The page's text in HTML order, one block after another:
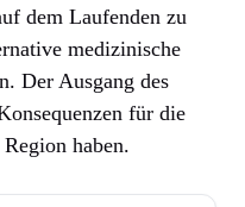
dem Laufenden zu
medizinische
Der Ausgang des
für die
haben.